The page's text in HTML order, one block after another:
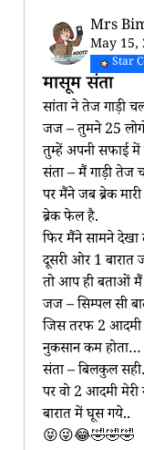
Mrs
May 15,
Star
मासूम संता
सांता ने तेज गाड़ी
जज – तुमने 25
तुम्हें अपनी सफाई
संता – मैं गाड़ी तेज
पर मैंने जब ब्रेक
ब्रेक फेल है.
फिर मैंने सामने
दूसरी ओर 1 बारात
तो आप ही बताओं मैं
जज – सिम्पल सी
जिस तरफ 2
नुकसान कम होता…
संता – बिलकुल
पर वो 2 आदमी
बारात में घूस गये..
😝😜😂🤣🤣🤣